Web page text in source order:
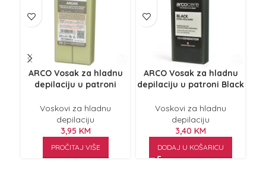
ARCO Vosak za hladnu
depilaciju u patroni
Voskovi za hladnu
depilaciju
3,95 KM
PROČITAJ VIŠE
ARCO Vosak za hladnu
depilaciju u patroni Black
Voskovi za hladnu
depilaciju
3,40 KM
DODAJ U KOŠARICU